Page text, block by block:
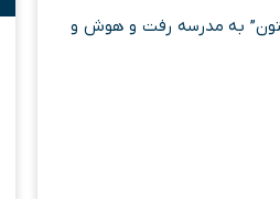
به مدرسه رفت و هوش و